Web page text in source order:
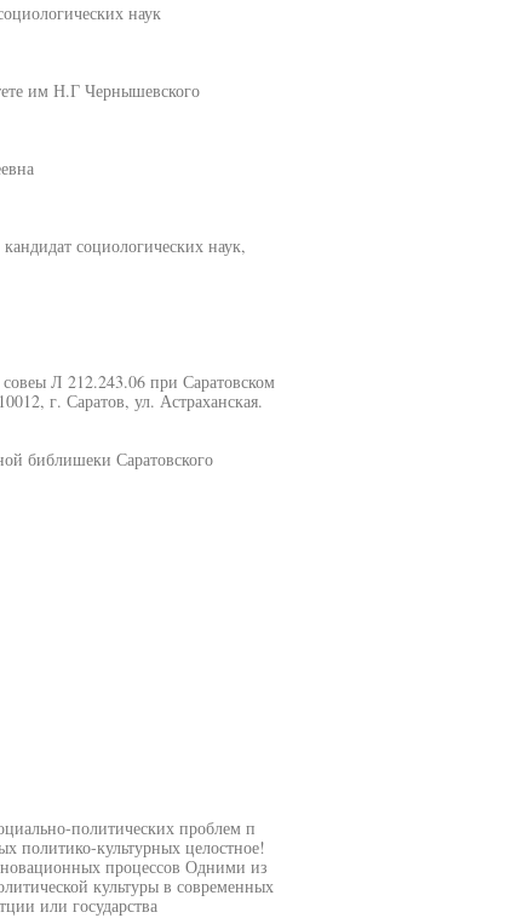
наук
им Н.Г Чернышевского
социологических наук,
Л 212.243.06 при Саратовском
г. Саратов, ул. Астраханская.
библишеки Саратовского
политических проблем п
политико-культурных целостное!
процессов Одними из
культуры в современных
или государства